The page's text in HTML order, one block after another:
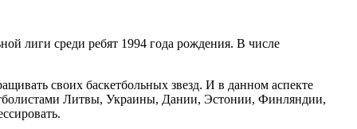
лиги среди ребят 1994 года рождения. В числе
своих баскетбольных звезд. И в данном аспекте
Литвы, Украины, Дании, Эстонии, Финляндии,